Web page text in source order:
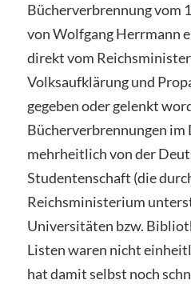
Bücherverbrennung vom
von Wolfgang Herrmann
direkt vom
Volksaufklärung und
gegeben oder gelenkt
Bücherverbrennungen
mehrheitlich von der
Studentenschaft (die
Reichsministerium
Universitäten bzw.
Listen waren nicht
hat damit selbst noch